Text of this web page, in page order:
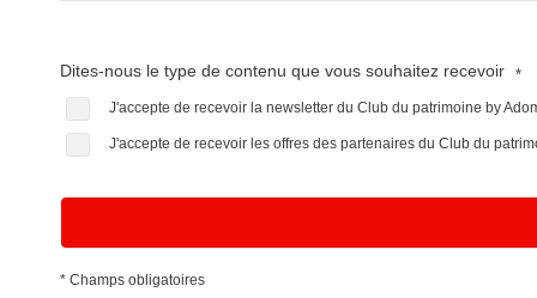
Dites-nous le type de contenu que vous souhaitez recevoir *
J'accepte de recevoir la newsletter du Club du patrimoine by
J'accepte de recevoir les offres des partenaires du Club du
* Champs obligatoires